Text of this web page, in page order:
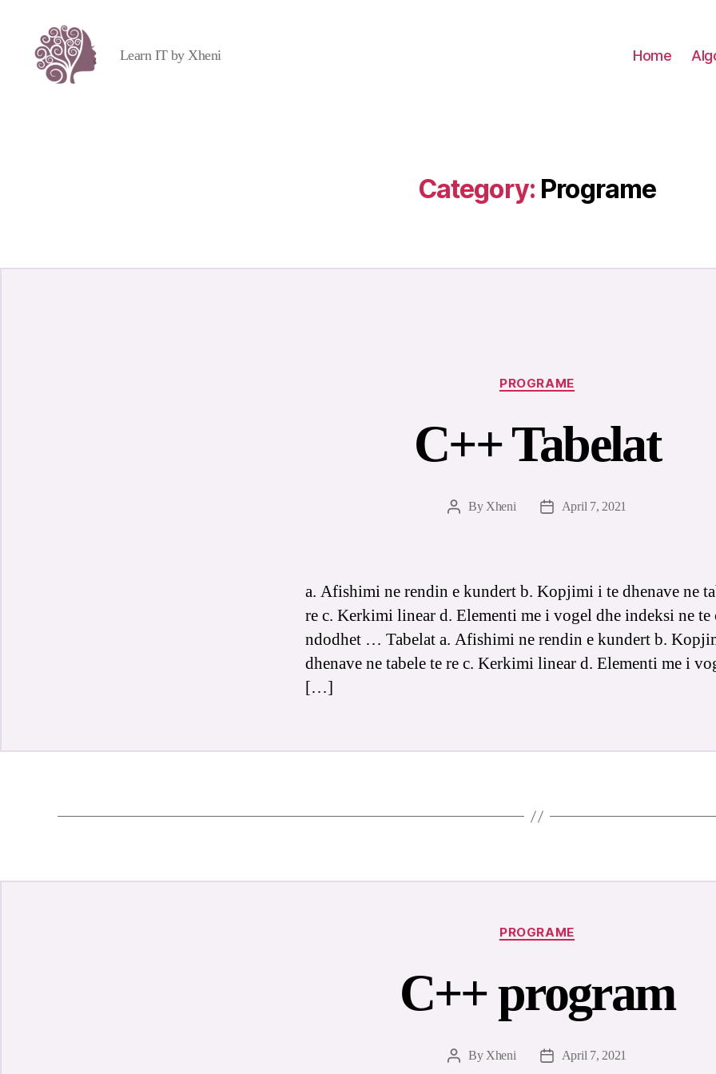
Learn IT by Xheni Home
Category: Programe
Categories
PROGRAME
C++ Tabelat
PostBy Xheni
PostApril 7, 2021
a. Afishimi ne rendin e kundert b. Kopjimi i te dhenave ne
re c. Kerkimi linear d. Elementi me i vogel dhe indeksi ne
ndodhet … Tabelat a. Afishimi ne rendin e kundert b.
dhenave ne tabele te re c. Kerkimi linear d. Elementi me i
[…]
Categories
PROGRAME
C++ program
PostBy Xheni
PostApril 7, 2021